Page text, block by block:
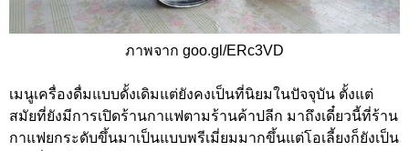
ภาพจาก goo.gl/ERc3VD
เมนูเครื่องดื่มแบบดั้งเดิมแต่ยังคงเป็นที่นิยมในปัจจุบัน ตั้งแต่
สมัยที่ยังมีการเปิดร้านกาแฟตามร้านค้าปลีก มาถึงเดี๋ยวนี้ที่ร้าน
กาแฟยกระดับขึ้นมาเป็นแบบพรีเมี่ยมมากขึ้นแต่โอเลี้ยงก็ยังเป็น